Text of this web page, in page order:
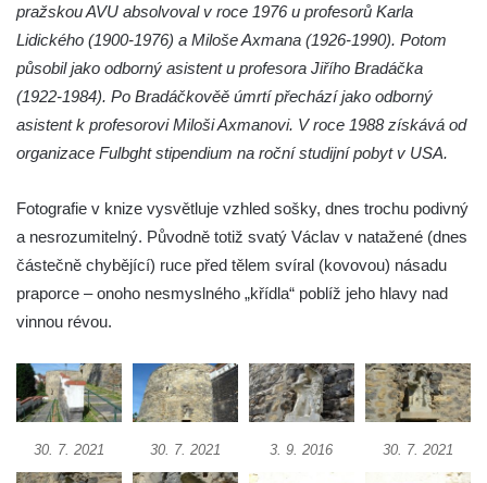
Flamingo trůn v ZOO Hluboká
Lavička Kůň Převalského v ZOO Hluboká
Socha Opičákovník v ZOO Hluboká
Socha Roháč v ZOO Hluboká
Reliéf Rodina a práce na budově záložny
čp. 69/1 v Českých Budějovicích
kostela svatého Mikuláše v Českých
Budějovicích
pražskou AVU absolvoval v roce 1976 u profesorů Karla
Lidického (1900-1976) a Miloše Axmana (1926-1990). Potom
působil jako odborný asistent u profesora Jiřího Bradáčka
(1922-1984). Po Bradáčkověě úmrtí přechází jako odborný
asistent k profesorovi Miloši Axmanovi. V roce 1988 získává od
organizace Fulbght stipendium na roční studijní pobyt v USA.
Fotografie v knize vysvětluje vzhled sošky, dnes trochu podivný
a nesrozumitelný. Původně totiž svatý Václav v natažené (dnes
částečně chybějící) ruce před tělem svíral (kovovou) násadu
praporce – onoho nesmyslného „křídla“ poblíž jeho hlavy nad
vinnou révou.
30. 7. 2021 30. 7. 2021 3. 9. 2016 30. 7. 2021